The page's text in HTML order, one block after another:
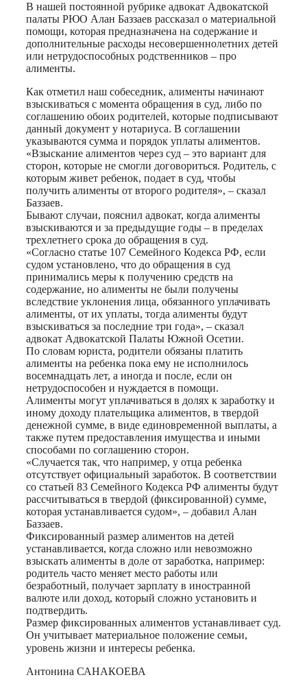
В нашей постоянной рубрике адвокат Адвокатской
палаты РЮО Алан Баззаев рассказал о материальной
помощи, которая предназначена на содержание и
дополнительные расходы несовершеннолетних детей
или нетрудоспособных родственников – про
алименты.
Как отметил наш собеседник, алименты начинают
взыскиваться с момента обращения в суд, либо по
соглашению обоих родителей, которые подписывают
данный документ у нотариуса. В соглашении
указываются сумма и порядок уплаты алиментов.
«Взыскание алиментов через суд – это вариант для
сторон, которые не смогли договориться. Родитель, с
которым живет ребенок, подает в суд, чтобы
получить алименты от второго родителя», – сказал
Баззаев.
Бывают случаи, пояснил адвокат, когда алименты
взыскиваются и за предыдущие годы – в пределах
трехлетнего срока до обращения в суд.
«Согласно статье 107 Семейного Кодекса РФ, если
судом установлено, что до обращения в суд
принимались меры к получению средств на
содержание, но алименты не были получены
вследствие уклонения лица, обязанного уплачивать
алименты, от их уплаты, тогда алименты будут
взыскиваться за последние три года», – сказал
адвокат Адвокатской Палаты Южной Осетии.
По словам юриста, родители обязаны платить
алименты на ребенка пока ему не исполнилось
восемнадцать лет, а иногда и после, если он
нетрудоспособен и нуждается в помощи.
Алименты могут уплачиваться в долях к заработку и
иному доходу плательщика алиментов, в твердой
денежной сумме, в виде единовременной выплаты, а
также путем предоставления имущества и иными
способами по соглашению сторон.
«Случается так, что например, у отца ребенка
отсутствует официальный заработок. В соответствии
со статьей 83 Семейного Кодекса РФ алименты будут
рассчитываться в твердой (фиксированной) сумме,
которая устанавливается судом», – добавил Алан
Баззаев.
Фиксированный размер алиментов на детей
устанавливается, когда сложно или невозможно
взыскать алименты в доле от заработка, например:
родитель часто меняет место работы или
безработный, получает зарплату в иностранной
валюте или доход, который сложно установить и
подтвердить.
Размер фиксированных алиментов устанавливает суд.
Он учитывает материальное положение семьи,
уровень жизни и интересы ребенка.⠀
Антонина САНАКОЕВА